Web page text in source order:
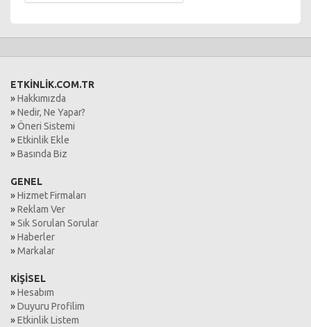
ETKİNLİK.COM.TR
»Hakkımızda
»Nedir, Ne Yapar?
»Öneri Sistemi
»Etkinlik Ekle
»Basında Biz
GENEL
»Hizmet Firmaları
»Reklam Ver
»Sık Sorulan Sorular
»Haberler
»Markalar
KİŞİSEL
»Hesabım
»Duyuru Profilim
»Etkinlik Listem